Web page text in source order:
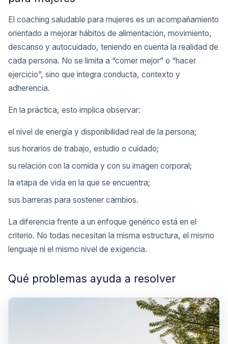
El coaching saludable para mujeres es un acompañamiento
orientado a mejorar hábitos de alimentación, movimiento,
descanso y autocuidado, teniendo en cuenta la realidad de
cada persona. No se limita a “comer mejor” o “hacer
ejercicio”, sino que integra conducta, contexto y
adherencia.
En la práctica, esto implica observar:
el nivel de energía y disponibilidad real de la persona;
sus horarios de trabajo, estudio o cuidado;
su relación con la comida y con su imagen corporal;
la etapa de vida en la que se encuentra;
sus barreras para sostener cambios.
La diferencia frente a un enfoque genérico está en el
criterio. No todas necesitan la misma estructura, el mismo
lenguaje ni el mismo nivel de exigencia.
Qué problemas ayuda a resolver